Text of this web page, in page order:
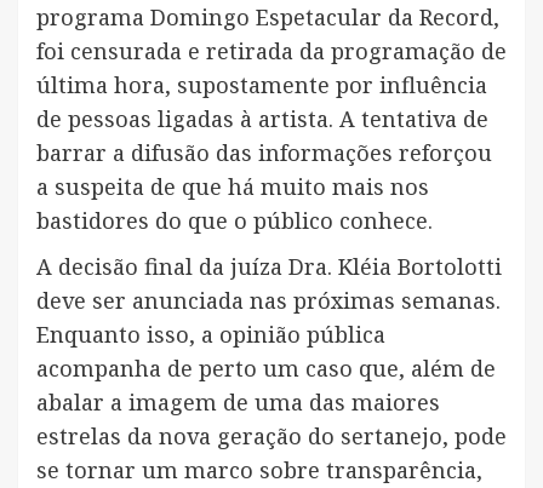
programa Domingo Espetacular da Record,
foi censurada e retirada da programação de
última hora, supostamente por influência
de pessoas ligadas à artista. A tentativa de
barrar a difusão das informações reforçou
a suspeita de que há muito mais nos
bastidores do que o público conhece.
A decisão final da juíza Dra. Kléia Bortolotti
deve ser anunciada nas próximas semanas.
Enquanto isso, a opinião pública
acompanha de perto um caso que, além de
abalar a imagem de uma das maiores
estrelas da nova geração do sertanejo, pode
se tornar um marco sobre transparência,